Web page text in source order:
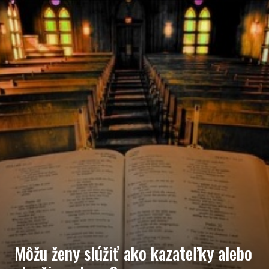
Môžu ženy slúžiť ako kazateľky alebo